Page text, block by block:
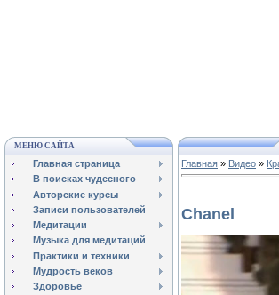
МЕНЮ САЙТА
Главная страница
В поисках чудесного
Авторские курсы
Записи пользователей
Медитации
Музыка для медитаций
Практики и техники
Мудрость веков
Здоровье
Главная » Видео »
Chanel